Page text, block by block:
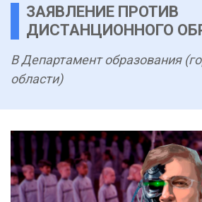
ЗАЯВЛЕНИЕ ПРОТИВ
ДИСТАНЦИОННОГО
В Департамент образования
области)